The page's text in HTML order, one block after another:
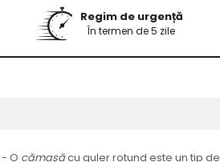
Regim de urgență
În termen de 5 zile
- O cămașăcu guler rotund este un tip de